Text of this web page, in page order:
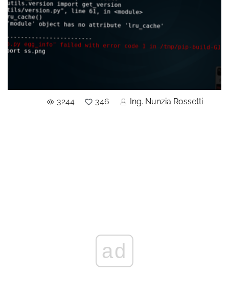
3244 346 Ing. Nunzia Rossetti
ad